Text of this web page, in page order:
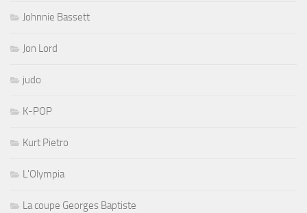
Johnnie Bassett
Jon Lord
judo
K-POP
Kurt Pietro
L'Olympia
La coupe Georges Baptiste